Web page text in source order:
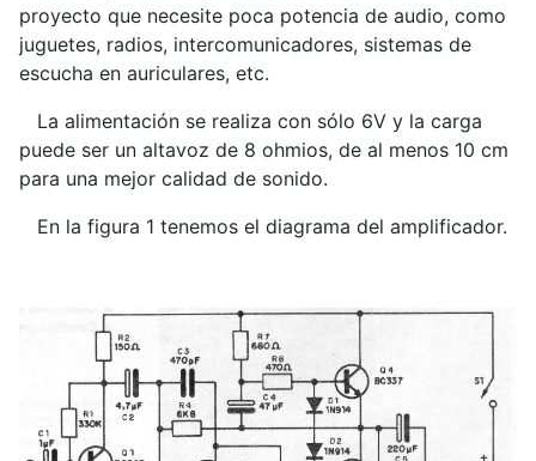
proyecto que necesite poca potencia de audio, como
juguetes, radios, intercomunicadores, sistemas de
escucha en auriculares, etc.
La alimentación se realiza con sólo 6V y la carga
puede ser un altavoz de 8 ohmios, de al menos 10 cm
para una mejor calidad de sonido.
En la figura 1 tenemos el diagrama del amplificador.